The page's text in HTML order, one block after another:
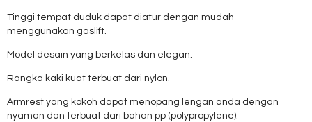
Tinggi tempat duduk dapat diatur dengan mudah
menggunakan gaslift.
Model desain yang berkelas dan elegan.
Rangka kaki kuat terbuat dari nylon.
Armrest yang kokoh dapat menopang lengan anda dengan
nyaman dan terbuat dari bahan pp (polypropylene).